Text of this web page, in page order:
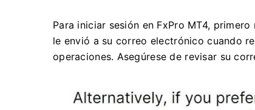
Para iniciar sesión en FxPro MT4,
le envió a su correo electrónico cuando
operaciones. Asegúrese de revisar su